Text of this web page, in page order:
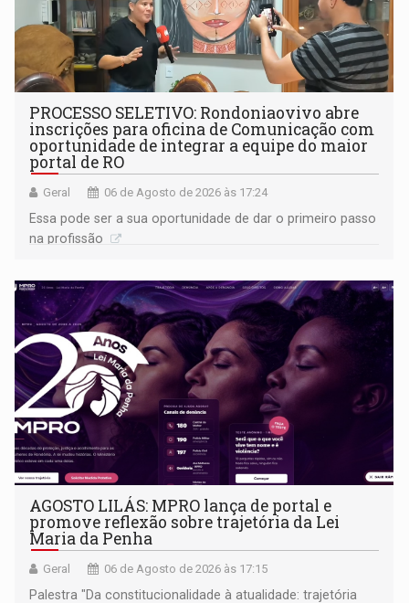
PROCESSO SELETIVO: Rondoniaovivo abre
inscrições para oficina de Comunicação com
oportunidade de integrar a equipe do maior
portal de RO
Geral 06 de Agosto de 2026 às 17:24
Essa pode ser a sua oportunidade de dar o primeiro passo
na profissão
AGOSTO LILÁS: MPRO lança de portal e
promove reflexão sobre trajetória da Lei
Maria da Penha
Geral 06 de Agosto de 2026 às 17:15
Palestra "Da constitucionalidade à atualidade: trajetória